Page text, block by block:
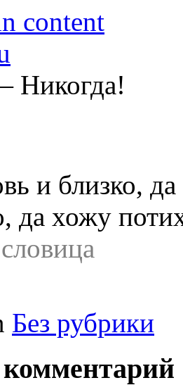
content
Никогда!
и близко,
да хожу
Без рубрики